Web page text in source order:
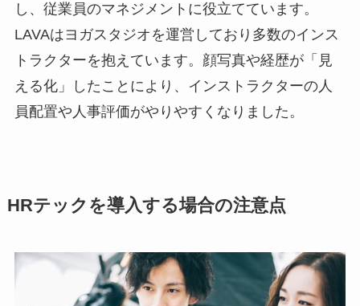
し、従業員のマネジメントに役立てています。
LAVAはヨガスタジオを運営しており多数のインス
トラクターを抱えています。顔写真や経歴が「見
える化」したことにより、インストラクターの人
員配置や人事評価がやりやすくなりました。
HRテックを導入する場合の注意点